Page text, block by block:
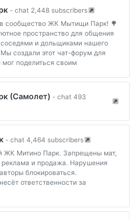
- chat 2,448 subscribers
сообщество ЖК Мытищи Парк! 🌳
пространство для общения
и дольщиками нашего
создали этот чат-форум для
поделиться своим
(Самолет) - chat 493
- chat 4,464 subscribers
ЖК Митино Парк. Запрещены мат,
реклама и продажа. Нарушения
блокироваться.
ответственности за